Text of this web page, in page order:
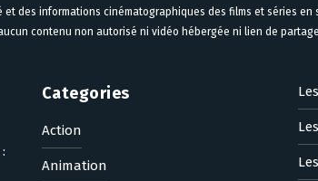
des informations cinématographiques des films et séries
contenu non autorisé ni vidéo hébergée ni lien de
Categories
Action
Animation